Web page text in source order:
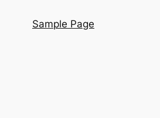
Sample Page